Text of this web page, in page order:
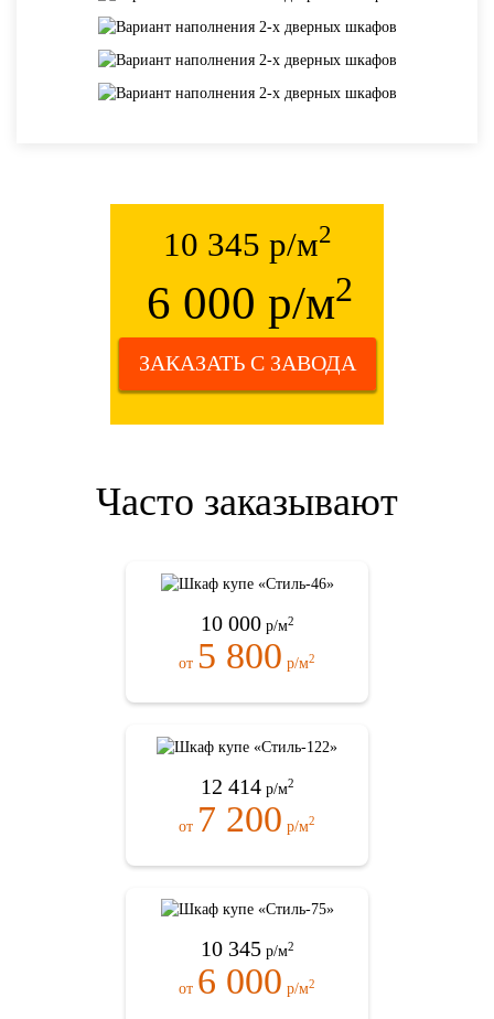
10 345 р/м2
6 000 р/м2
ЗАКАЗАТЬ С ЗАВОДА
Часто заказывают
10 000р/м2
от 5 800 р/м2
12 414р/м2
от 7 200 р/м2
10 345р/м2
от 6 000 р/м2